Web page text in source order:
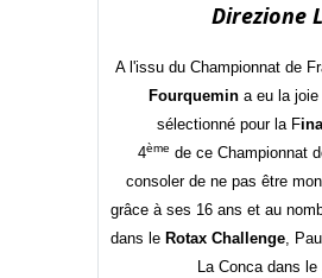
Direzione
A l'issu du Championnat de
Fourquemin a eu la joie
sélectionné pour la F
4ème de ce Championnat
consoler de ne pas être
grâce à ses 16 ans et au
dans le Rotax Challenge,
La Conca dans